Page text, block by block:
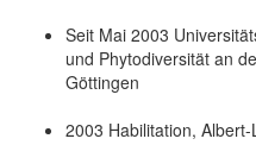
Seit Mai 2003
und Phytodiversität an
Göttingen
2003 Habilitation,